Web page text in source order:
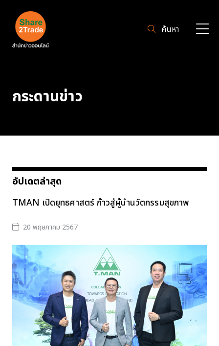
ค้นหา
กระดานข่าว
อัปเดตล่าสุด
TMAN เปิดยุทธศาสตร์ ก้าวสู่ผู้นำนวัตกรรมสุขภาพ
20 พฤษภาคม 2567